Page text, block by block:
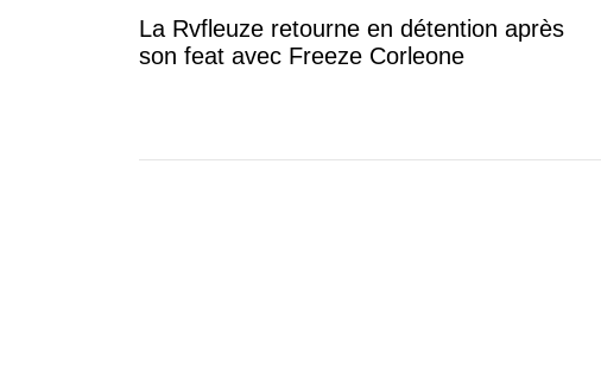
La Rvfleuze retourne en détention après
son feat avec Freeze Corleone